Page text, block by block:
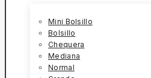
Mini Bolsillo
Bolsillo
Chequera
Mediana
Normal